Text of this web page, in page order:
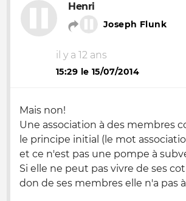
Henri
Joseph Flunk
il y a 12 ans
15:29 le 15/07/2014
Mais non!
Une association à des membres
le principe initial (le mot
et ce n'est pas une pompe à
Si elle ne peut pas vivre de ses
don de ses membres elle n'a pas à